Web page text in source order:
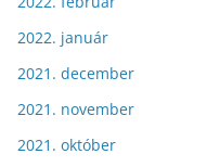
2022. január
2021. december
2021. november
2021. október